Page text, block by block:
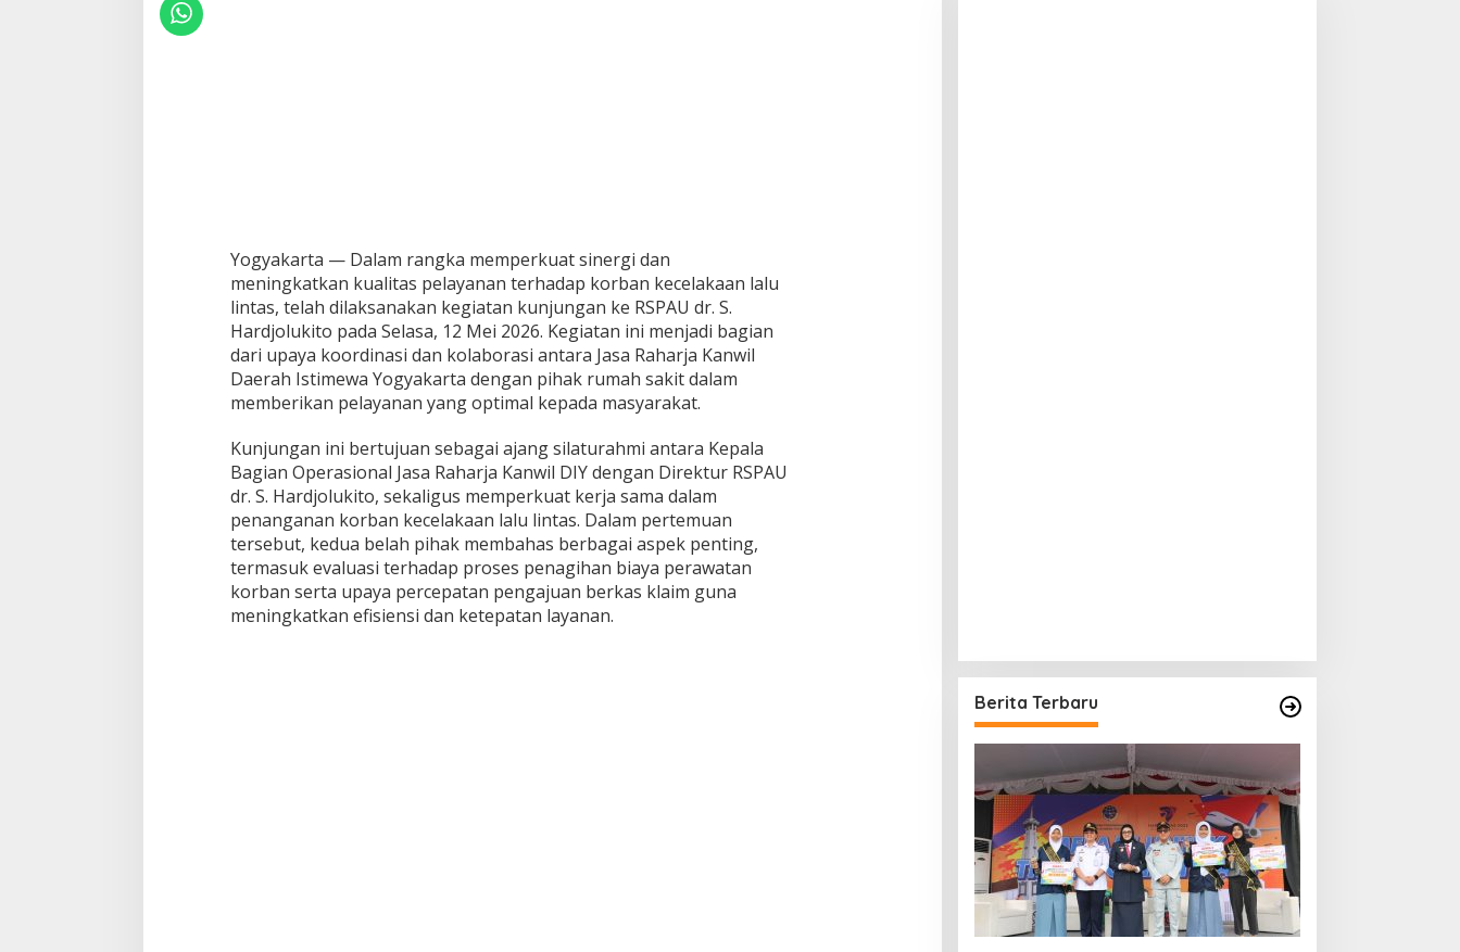
Yogyakarta — Dalam rangka memperkuat sinergi dan
meningkatkan kualitas pelayanan terhadap korban kecelakaan lalu
lintas, telah dilaksanakan kegiatan kunjungan ke RSPAU dr. S.
Hardjolukito pada Selasa, 12 Mei 2026. Kegiatan ini menjadi bagian
dari upaya koordinasi dan kolaborasi antara Jasa Raharja Kanwil
Daerah Istimewa Yogyakarta dengan pihak rumah sakit dalam
memberikan pelayanan yang optimal kepada masyarakat.
Kunjungan ini bertujuan sebagai ajang silaturahmi antara Kepala
Bagian Operasional Jasa Raharja Kanwil DIY dengan Direktur RSPAU
dr. S. Hardjolukito, sekaligus memperkuat kerja sama dalam
penanganan korban kecelakaan lalu lintas. Dalam pertemuan
tersebut, kedua belah pihak membahas berbagai aspek penting,
termasuk evaluasi terhadap proses penagihan biaya perawatan
korban serta upaya percepatan pengajuan berkas klaim guna
meningkatkan efisiensi dan ketepatan layanan.
Berita Terbaru